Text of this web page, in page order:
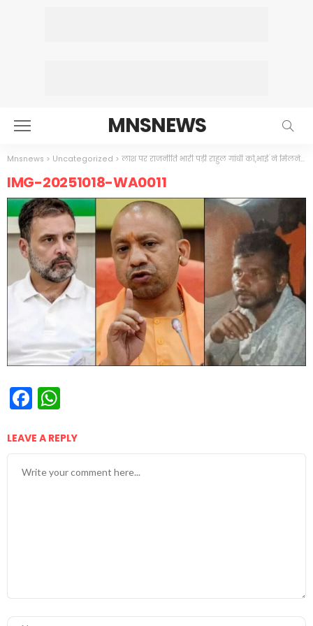
MNSNEWS
Mnsnews > Uncategorized > लाश पर राजनीति भारी पड़ी राहुल गांधी को,भाई ने मिलने से मना कर दिया,दलितों को भड़काने की कोशिश हुई फेल
IMG-20251018-WA0011
Facebook
LEAVE A REPLY